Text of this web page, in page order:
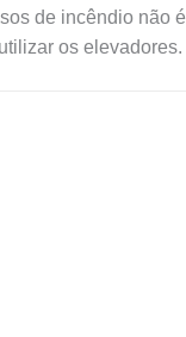
de incêndio não é
os elevadores.